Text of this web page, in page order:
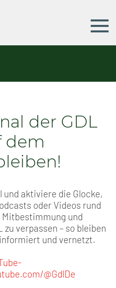
der GDL
dem
und aktiviere die Glocke,
oder Videos rund
und
verpassen – so bleiben
und vernetzt.
@GdlDe